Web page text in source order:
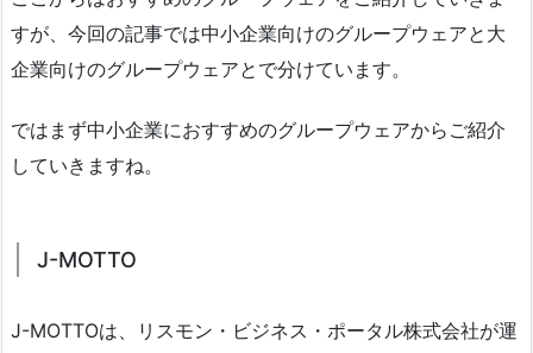
すが、今回の記事では中小企業向けのグループウェアと大
企業向けのグループウェアとで分けています。
ではまず中小企業におすすめのグループウェアからご紹介
していきますね。
J-MOTTO
J-MOTTOは、リスモン・ビジネス・ポータル株式会社が運